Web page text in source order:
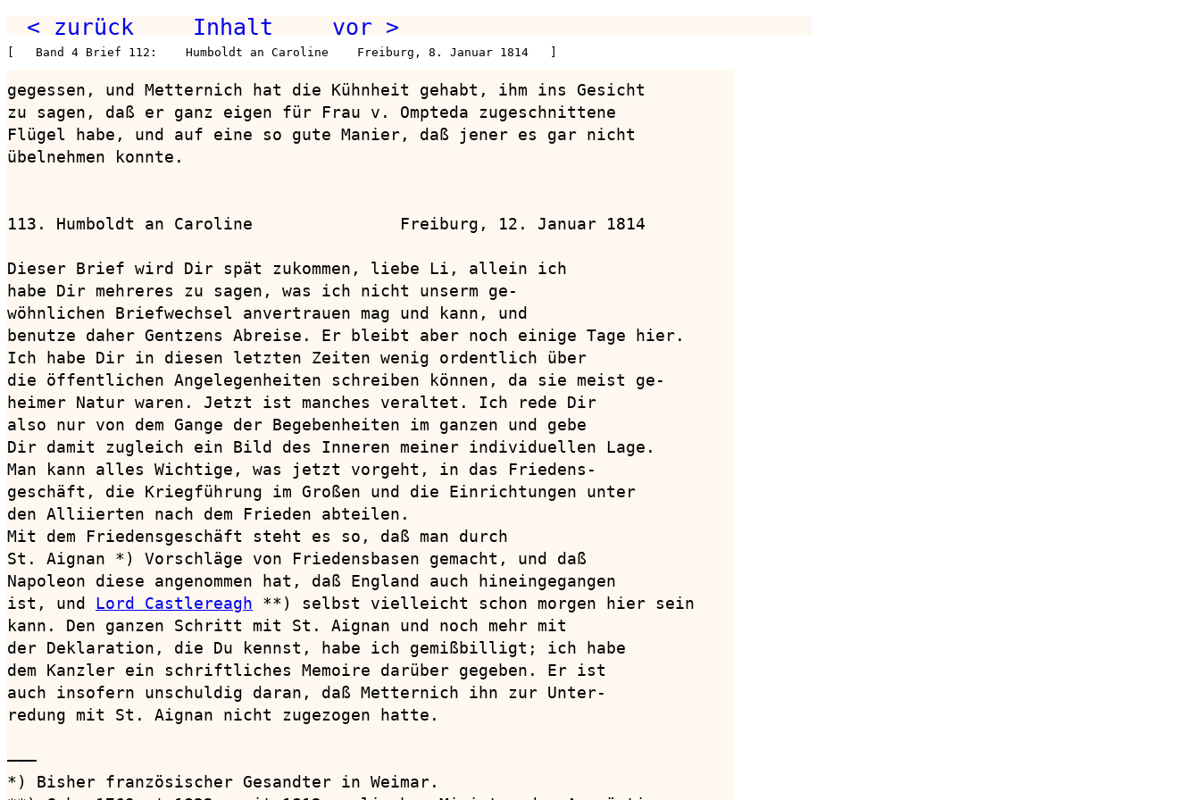
< zurück Inhalt vor >
[   Band 4 Brief 112:    Humboldt an Caroline    Freiburg, 8. Januar 1814   ]
gegessen, und Metternich hat die Kühnheit gehabt, ihm ins Gesicht
zu sagen, daß er ganz eigen für Frau v. Ompteda zugeschnittene
Flügel habe, und auf eine so gute Manier, daß jener es gar nicht
übelnehmen konnte.
113. Humboldt an Caroline               Freiburg, 12. Januar 1814
Dieser Brief wird Dir spät zukommen, liebe Li, allein ich
habe Dir mehreres zu sagen, was ich nicht unserm ge-
wöhnlichen Briefwechsel anvertrauen mag und kann, und
benutze daher Gentzens Abreise. Er bleibt aber noch einige Tage hier.
Ich habe Dir in diesen letzten Zeiten wenig ordentlich über
die öffentlichen Angelegenheiten schreiben können, da sie meist ge-
heimer Natur waren. Jetzt ist manches veraltet. Ich rede Dir
also nur von dem Gange der Begebenheiten im ganzen und gebe
Dir damit zugleich ein Bild des Inneren meiner individuellen Lage.
Man kann alles Wichtige, was jetzt vorgeht, in das Friedens-
geschäft, die Kriegführung im Großen und die Einrichtungen unter
den Alliierten nach dem Frieden abteilen.
Mit dem Friedensgeschäft steht es so, daß man durch
St. Aignan *) Vorschläge von Friedensbasen gemacht, und daß
Napoleon diese angenommen hat, daß England auch hineingegangen
ist, und Lord Castlereagh **) selbst vielleicht schon morgen hier sein
kann. Den ganzen Schritt mit St. Aignan und noch mehr mit
der Deklaration, die Du kennst, habe ich gemißbilligt; ich habe
dem Kanzler ein schriftliches Memoire darüber gegeben. Er ist
auch insofern unschuldig daran, daß Metternich ihn zur Unter-
redung mit St. Aignan nicht zugezogen hatte.
———
*) Bisher französischer Gesandter in Weimar.